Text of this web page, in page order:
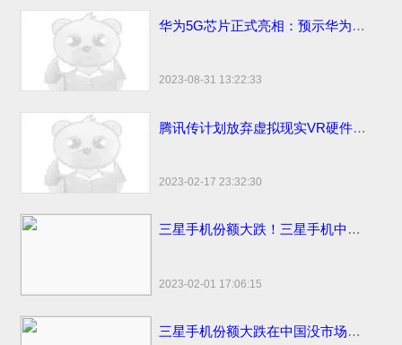
华为5G芯片正式亮相：预示华为将发首款5G手机
2023-08-31 13:22:33
腾讯传计划放弃虚拟现实VR硬件计划
2023-02-17 23:32:30
三星手机份额大跌！三星手机中国市场份额变化国内仅剩3%
2023-02-01 17:06:15
三星手机份额大跌在中国没市场了！国内市场占有率仅剩1%国外比苹果销量高